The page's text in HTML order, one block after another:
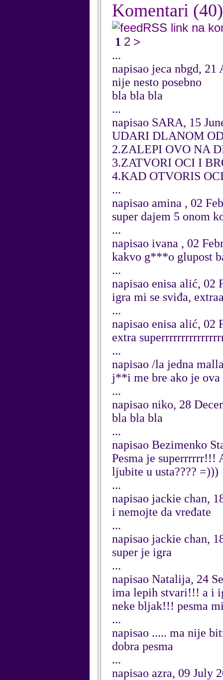
Komentari (40)
RSS link na
1 2 >
...
napisao jeca nbgd, 21
nije nesto posebno
bla bla bla
...
napisao SARA, 15
UDARI DLANOM
2.ZALEPI OVO NA
3.ZATVORI OCI I
4.KAD OTVORIS
...
napisao amina , 02
super dajem 5 onom
...
napisao ivana , 02
kakvo g***o glupost
...
napisao enisa alić, 02
igra mi se sviđa,
...
napisao enisa alić, 02
extra
...
napisao /la jedna
j**i me bre ako je ova
...
napisao niko, 28
bla bla bla
...
napisao Bezimenko
Pesma je superrrrrr!!!
ljubite u usta???? =)))
...
napisao jackie chan,
i nemojte da vređate
...
napisao jackie chan,
super je igra
...
napisao Natalija, 24
ima lepih stvari!!! a i
neke bljak!!! pesma
...
napisao ..... ma nije
dobra pesma
...
napisao azra, 09 July